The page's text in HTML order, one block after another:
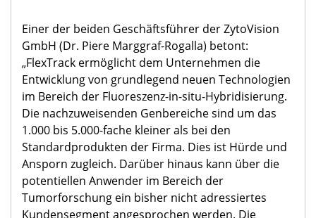
Einer der beiden Geschäftsführer der ZytoVision
GmbH (Dr. Piere Marggraf-Rogalla) betont:
„FlexTrack ermöglicht dem Unternehmen die
Entwicklung von grundlegend neuen Technologien
im Bereich der Fluoreszenz-in-situ-Hybridisierung.
Die nachzuweisenden Genbereiche sind um das
1.000 bis 5.000-fache kleiner als bei den
Standardprodukten der Firma. Dies ist Hürde und
Ansporn zugleich. Darüber hinaus kann über die
potentiellen Anwender im Bereich der
Tumorforschung ein bisher nicht adressiertes
Kundensegment angesprochen werden. Die